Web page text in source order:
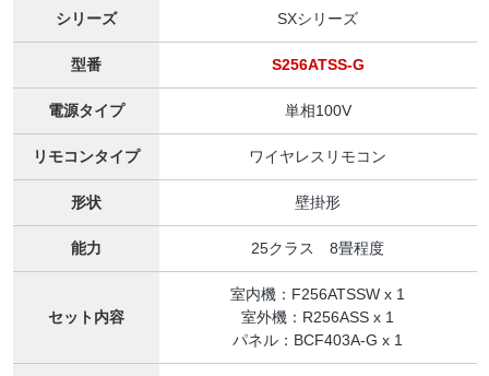
シリーズ SXシリーズ
型番 S256ATSS-G
電源タイプ 単相100V
リモコンタイプ ワイヤレスリモコン
形状 壁掛形
能力 25クラス 8畳程度
セット内容
室内機：F256ATSSW x 1
室外機：R256ASS x 1
パネル：BCF403A-G x 1